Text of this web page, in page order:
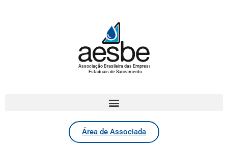
Associação Brasileira das Empresas
Estaduais de Saneamento
Área de Associada